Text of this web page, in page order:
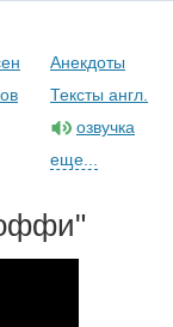
Анекдоты
Тексты англ.
озвучка
еще...